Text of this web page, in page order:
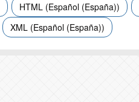
HTML (Español (España))
XML (Español (España))